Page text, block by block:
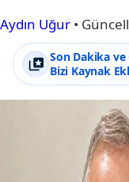
Aydın Uğur •
Son Dakika
Bizi Kaynak